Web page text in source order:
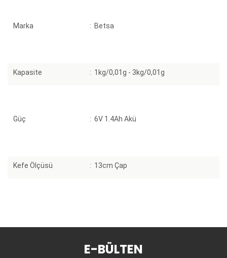
Marka : Betsa
Kapasite : 1kg/0,01g - 3kg/0,01g
Güç : 6V 1.4Ah Akü
Kefe Ölçüsü : 13cm Çap
E-BÜLTEN